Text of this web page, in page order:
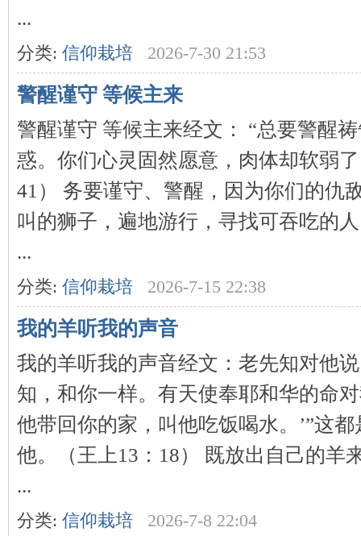
...
分类: 信仰栽培 2026-7-30 21:53
警醒谨守 等候主来
警醒谨守 等候主来经文： “总要警醒
惑。你们心灵固然愿意，肉体却软弱
41） 务要谨守、警醒，因为你们的仇
叫的狮子，遍地游行，寻找可吞吃的
...
分类: 信仰栽培 2026-7-15 22:38
我的羊听我的声音
我的羊听我的声音经文：老先知对他
知，和你一样。有天使奉耶和华的命
他带回你的家，叫他吃饭喝水。’”这
他。（王上13：18） 既放出自己的羊
...
分类: 信仰栽培 2026-7-8 22:04